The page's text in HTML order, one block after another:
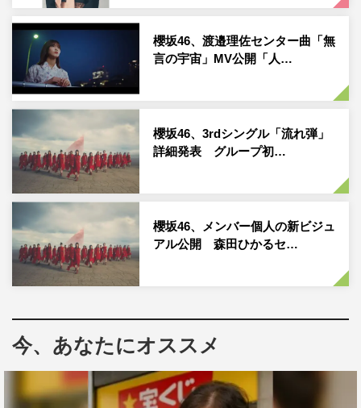
Center Performance Collections～」ダイジェ
スト映像
作品情報
櫻坂46、渡邉理佐センター曲「無
言の宇宙」MV公開「人…
櫻坂46、3rdシングル「流れ弾」
詳細発表 グループ初…
櫻坂46、メンバー個人の新ビジュ
アル公開 森田ひかるセ…
今、あなたにオススメ